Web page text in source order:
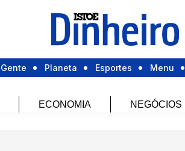
Gente Planeta Esportes Menu
ECONOMIA NEGÓCIOS